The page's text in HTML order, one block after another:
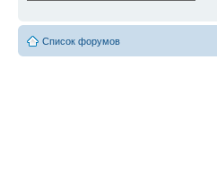
Список форумов